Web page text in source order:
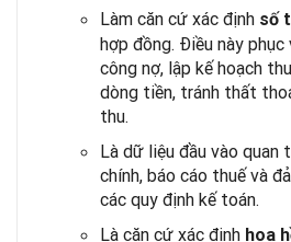
Làm căn cứ xác định số
hợp đồng. Điều này
công nợ, lập kế hoạch
dòng tiền, tránh thất
thu.
Là dữ liệu đầu vào quan
chính, báo cáo thuế và
các quy định kế toán.
Là căn cứ xác định hoa